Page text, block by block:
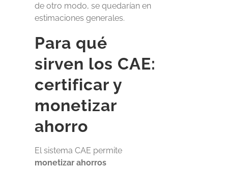
de otro modo, se quedarían en
estimaciones generales.
Para qué
sirven los CAE:
certificar y
monetizar
ahorro
El sistema CAE permite
monetizar ahorros